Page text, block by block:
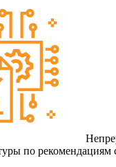
по рекомендациям